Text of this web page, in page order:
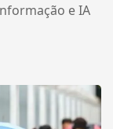
e IA